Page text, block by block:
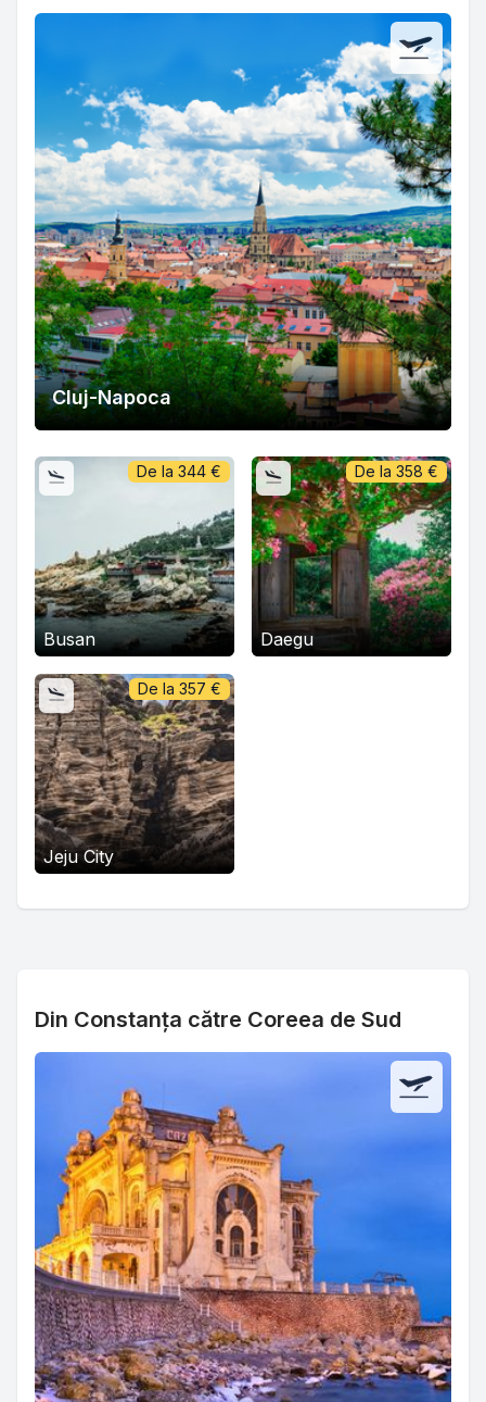
Cluj-Napoca
Busan
De la 344 €
Daegu
De la 358 €
Jeju City
De la 357 €
Din Constanța către Coreea de Sud